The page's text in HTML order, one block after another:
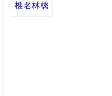
椎名林檎